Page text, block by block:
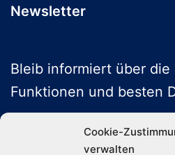
Cookie-
verwalten
Newsletter
Bleib informiert über die
Funktionen und besten